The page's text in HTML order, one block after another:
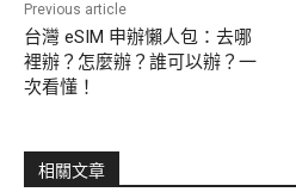
Previous article
台灣 eSIM 申辦懶人包：去哪
裡辦？怎麼辦？誰可以辦？一
次看懂！
相關文章